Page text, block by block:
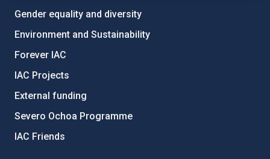
Gender equality and diversity
Environment and Sustainability
Forever IAC
IAC Projects
External funding
Severo Ochoa Programme
IAC Friends